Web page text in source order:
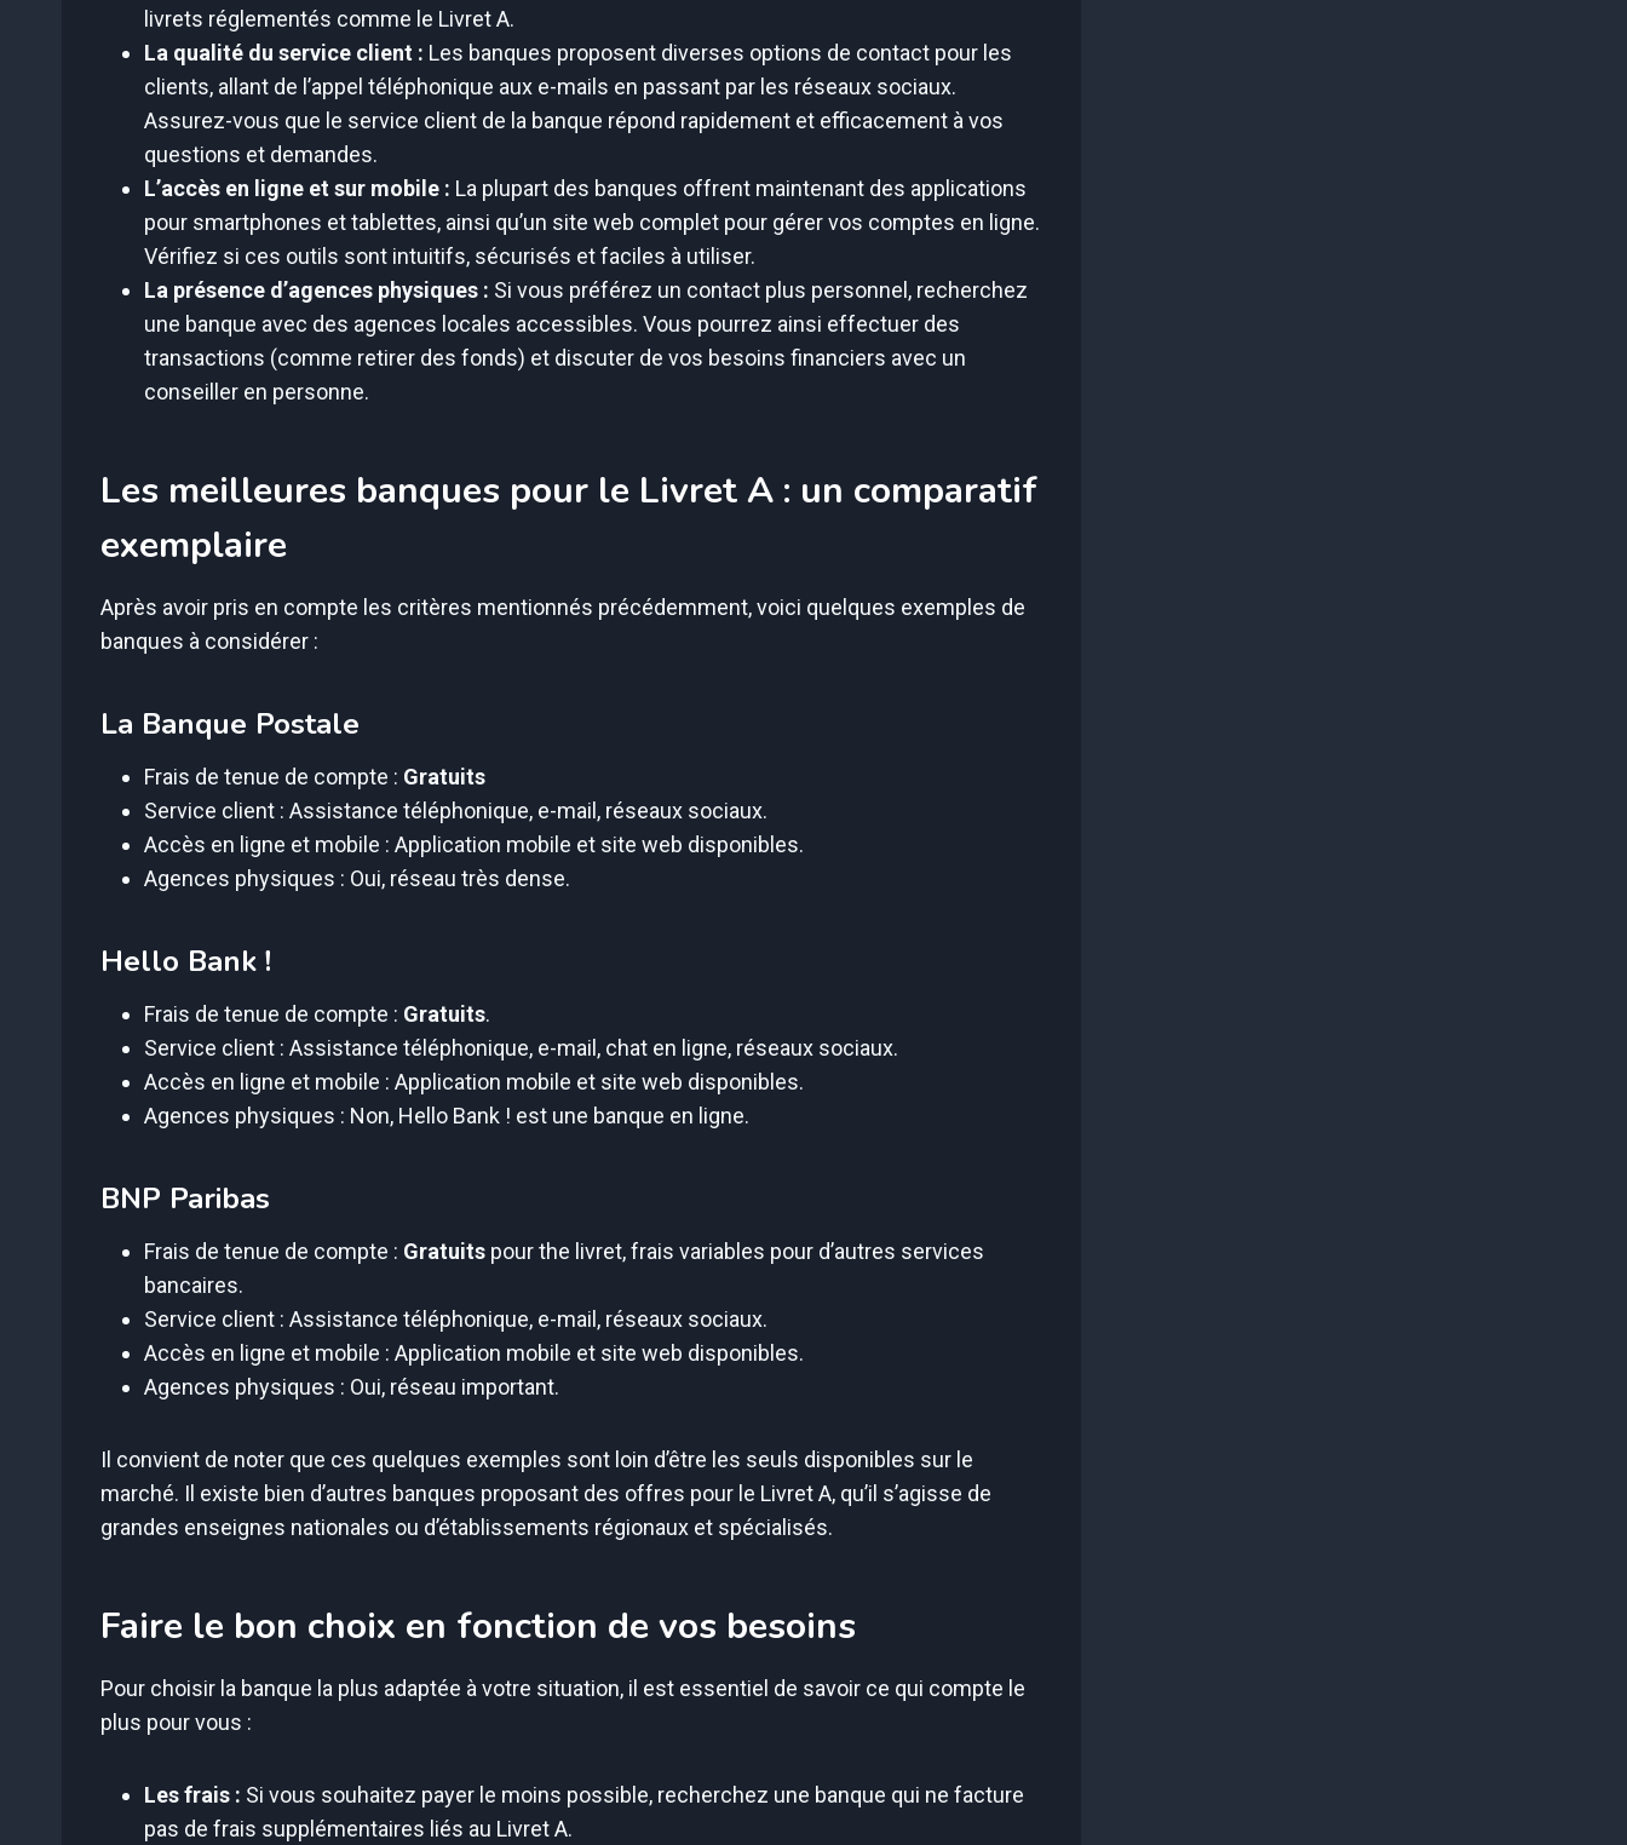
livrets réglementés comme le Livret A.
La qualité du service client : Les banques proposent diverses options de contact pour les
clients, allant de l’appel téléphonique aux e-mails en passant par les réseaux sociaux.
Assurez-vous que le service client de la banque répond rapidement et efficacement à vos
questions et demandes.
L’accès en ligne et sur mobile : La plupart des banques offrent maintenant des applications
pour smartphones et tablettes, ainsi qu’un site web complet pour gérer vos comptes en ligne.
Vérifiez si ces outils sont intuitifs, sécurisés et faciles à utiliser.
La présence d’agences physiques : Si vous préférez un contact plus personnel, recherchez
une banque avec des agences locales accessibles. Vous pourrez ainsi effectuer des
transactions (comme retirer des fonds) et discuter de vos besoins financiers avec un
conseiller en personne.
Les meilleures banques pour le Livret A : un comparatif
exemplaire
Après avoir pris en compte les critères mentionnés précédemment, voici quelques exemples de
banques à considérer :
La Banque Postale
Frais de tenue de compte : Gratuits
Service client : Assistance téléphonique, e-mail, réseaux sociaux.
Accès en ligne et mobile : Application mobile et site web disponibles.
Agences physiques : Oui, réseau très dense.
Hello Bank !
Frais de tenue de compte : Gratuits.
Service client : Assistance téléphonique, e-mail, chat en ligne, réseaux sociaux.
Accès en ligne et mobile : Application mobile et site web disponibles.
Agences physiques : Non, Hello Bank ! est une banque en ligne.
BNP Paribas
Frais de tenue de compte : Gratuits pour the livret, frais variables pour d’autres services
bancaires.
Service client : Assistance téléphonique, e-mail, réseaux sociaux.
Accès en ligne et mobile : Application mobile et site web disponibles.
Agences physiques : Oui, réseau important.
Il convient de noter que ces quelques exemples sont loin d’être les seuls disponibles sur le
marché. Il existe bien d’autres banques proposant des offres pour le Livret A, qu’il s’agisse de
grandes enseignes nationales ou d’établissements régionaux et spécialisés.
Faire le bon choix en fonction de vos besoins
Pour choisir la banque la plus adaptée à votre situation, il est essentiel de savoir ce qui compte le
plus pour vous :
Les frais : Si vous souhaitez payer le moins possible, recherchez une banque qui ne facture
pas de frais supplémentaires liés au Livret A.